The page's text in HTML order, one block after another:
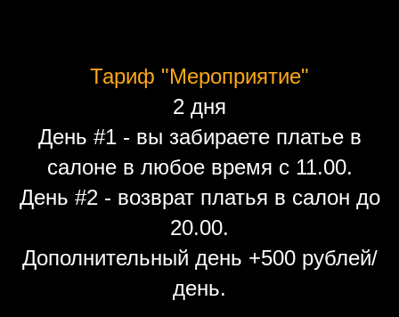
Тариф "Мероприятие"
2 дня
День #1 - вы забираете платье в
салоне в любое время с 11.00.
День #2 - возврат платья в салон до
20.00.
Дополнительный день +500 рублей/
день.